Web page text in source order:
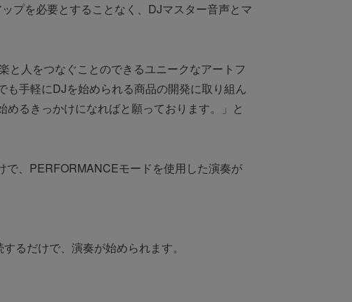
プを必要とすることなく、DJマスター音声とマ
と人をつなぐことのできるユニークなアートフ
手軽にDJを始められる商品の開発に取り組ん
るきっかけになればと願っております。」と
で、PERFORMANCEモードを使用した演奏が
るだけで、演奏が始められます。